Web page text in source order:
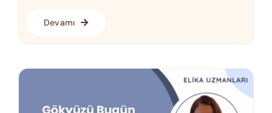
Devamı